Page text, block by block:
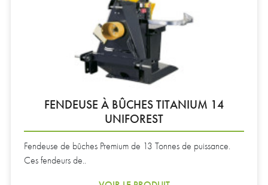
FENDEUSE À BÛCHES TITANIUM 14
UNIFOREST
Fendeuse de bûches Premium de 13 Tonnes de puissance.
Ces fendeurs de..